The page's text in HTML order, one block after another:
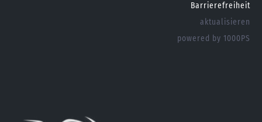
Barrierefreiheit
aktualisieren
powered by 1000PS